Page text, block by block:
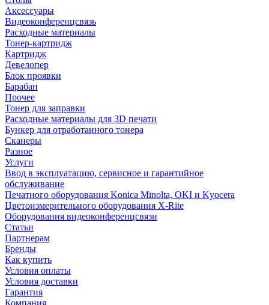
Аксессуары
Видеоконференцсвязь
Расходные материалы
Тонер-картридж
Картридж
Девелопер
Блок проявки
Барабан
Прочее
Тонер для заправки
Расходные материалы для 3D печати
Бункер для отработанного тонера
Сканеры
Разное
Услуги
Ввод в эксплуатацию, сервисное и гарантийное
обслуживание
Печатного оборудования Konica Minolta, OKI и Kyocera
Цветоизмерительного оборудования X-Rite
Оборудования видеоконференцсвязи
Статьи
Партнерам
Бренды
Как купить
Условия оплаты
Условия доставки
Гарантия
Компания